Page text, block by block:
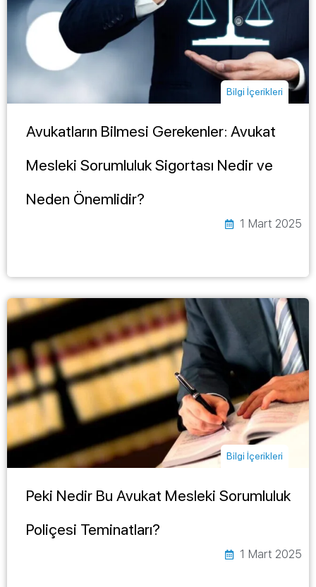
Bilgi İçerikleri
Avukatların Bilmesi Gerekenler: Avukat
Mesleki Sorumluluk Sigortası Nedir ve
Neden Önemlidir?
1 Mart 2025
Bilgi İçerikleri
Peki Nedir Bu Avukat Mesleki Sorumluluk
Poliçesi Teminatları?
1 Mart 2025